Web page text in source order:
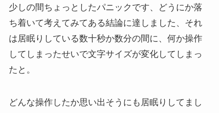
少しの間ちょっとしたパニックです、どうにか落
ち着いて考えてみてある結論に達しました、それ
は居眠りしている数十秒か数分の間に、何か操作
してしまったせいで文字サイズが変化してしまっ
たと。
どんな操作したか思い出そうにも居眠りしてまし